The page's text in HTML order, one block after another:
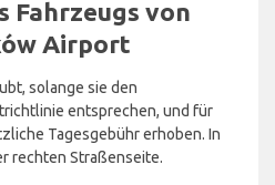
Fahrzeugs von
Airport
solange sie den
entsprechen, und für
Tagesgebühr erhoben. In
rechten Straßenseite.